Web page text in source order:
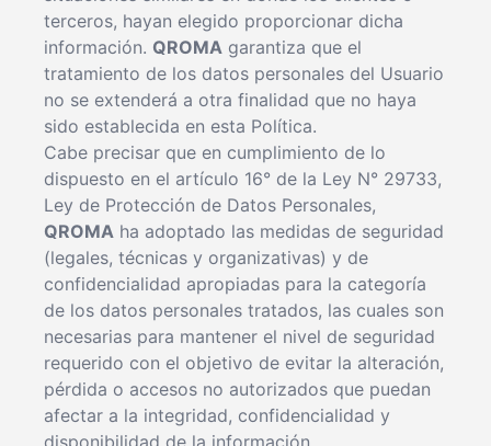
terceros, hayan elegido proporcionar dicha
información. QROMA garantiza que el
tratamiento de los datos personales del Usuario
no se extenderá a otra finalidad que no haya
sido establecida en esta Política.
Cabe precisar que en cumplimiento de lo
dispuesto en el artículo 16° de la Ley N° 29733,
Ley de Protección de Datos Personales,
QROMA ha adoptado las medidas de seguridad
(legales, técnicas y organizativas) y de
confidencialidad apropiadas para la categoría
de los datos personales tratados, las cuales son
necesarias para mantener el nivel de seguridad
requerido con el objetivo de evitar la alteración,
pérdida o accesos no autorizados que puedan
afectar a la integridad, confidencialidad y
disponibilidad de la información.